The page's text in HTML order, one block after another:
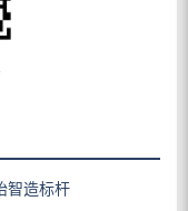
智造标杆